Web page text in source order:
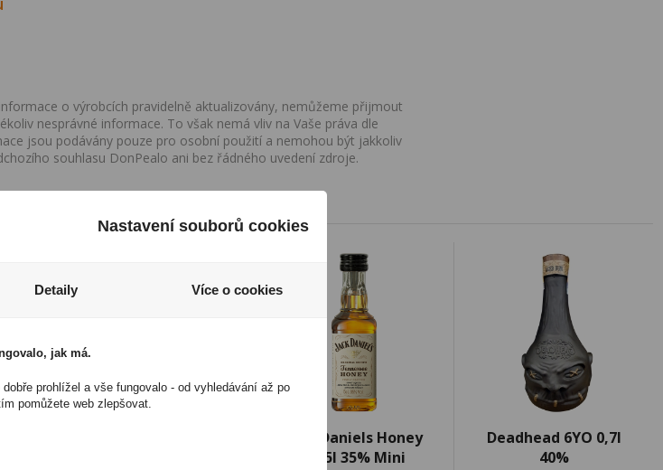
o výrobcích pravidelně aktualizovány, nemůžeme přijmout
nesprávné informace. To však nemá vliv na Vaše práva dle
jsou podávány pouze pro osobní použití a nemohou být jakkoliv
souhlasu DonPealo ani bez řádného uvedení zdroje.
Jack Daniels Honey
0,05l 35% Mini
Deadhead 6YO 0,7l
40%
Nastavení souborů cookies
Detaily Více o cookies
jak má.
prohlížel a vše fungovalo - od vyhledávání až po
pomůžete web zlepšovat.